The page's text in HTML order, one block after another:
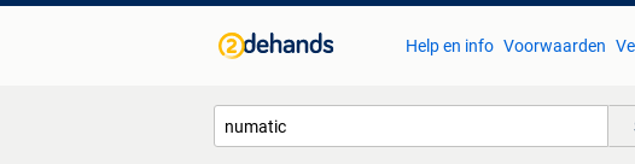
Help en info Voorwaarden